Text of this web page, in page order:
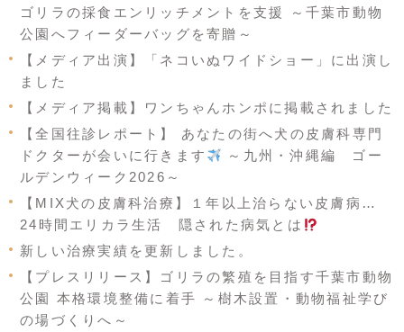
ゴリラの採食エンリッチメントを支援 ～千葉市動物
公園へフィーダーバッグを寄贈～
【メディア出演】「ネコいぬワイドショー」に出演し
ました
【メディア掲載】ワンちゃんホンポに掲載されました
【全国往診レポート】 あなたの街へ犬の皮膚科専門
ドクターが会いに行きます
～九州・沖縄編 ゴー
ルデンウィーク2026～
【MIX犬の皮膚科治療】１年以上治らない皮膚病…
24時間エリカラ生活 隠された病気とは
新しい治療実績を更新しました。
【プレスリリース】ゴリラの繁殖を目指す千葉市動物
公園 本格環境整備に着手 ～樹木設置・動物福祉学び
の場づくりへ～